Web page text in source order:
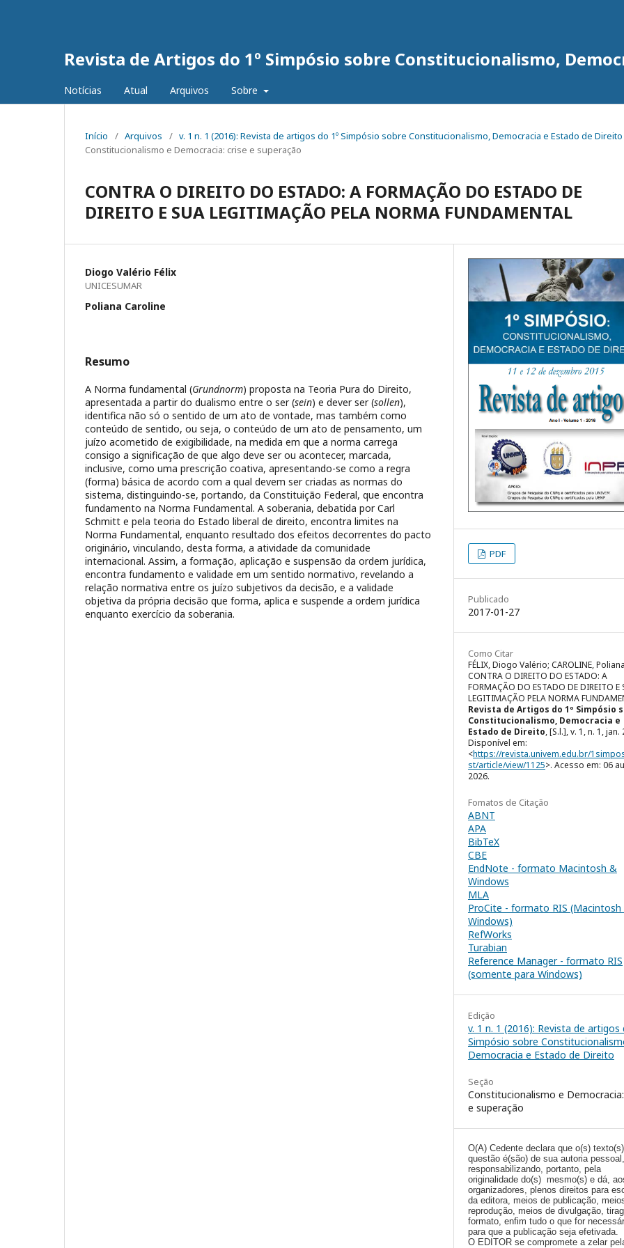
Revista de Artigos do 1º Simpósio sobre Constitucionalismo,
Notícias Atual Arquivos Sobre
Início / Arquivos / v. 1 n. 1 (2016): Revista de artigos do 1º Simpósio sobre Constitucionalismo, Democracia e Estado de Direito
Constitucionalismo e Democracia: crise e superação
CONTRA O DIREITO DO ESTADO: A FORMAÇÃO DO ESTADO DE
DIREITO E SUA LEGITIMAÇÃO PELA NORMA FUNDAMENTAL
Diogo Valério Félix
UNICESUMAR
Poliana Caroline
Resumo
A Norma fundamental (Grundnorm) proposta na Teoria Pura do Direito,
apresentada a partir do dualismo entre o ser (sein) e dever ser (sollen),
identifica não só o sentido de um ato de vontade, mas também como
conteúdo de sentido, ou seja, o conteúdo de um ato de pensamento, um
juízo acometido de exigibilidade, na medida em que a norma carrega
consigo a significação de que algo deve ser ou acontecer, marcada,
inclusive, como uma prescrição coativa, apresentando-se como a regra
(forma) básica de acordo com a qual devem ser criadas as normas do
sistema, distinguindo-se, portando, da Constituição Federal, que encontra
fundamento na Norma Fundamental. A soberania, debatida por Carl
Schmitt e pela teoria do Estado liberal de direito, encontra limites na
Norma Fundamental, enquanto resultado dos efeitos decorrentes do pacto
originário, vinculando, desta forma, a atividade da comunidade
internacional. Assim, a formação, aplicação e suspensão da ordem jurídica,
encontra fundamento e validade em um sentido normativo, revelando a
relação normativa entre os juízo subjetivos da decisão, e a validade
objetiva da própria decisão que forma, aplica e suspende a ordem jurídica
enquanto exercício da soberania.
PDF
Publicado
2017-01-27
Como Citar
FÉLIX, Diogo Valério; CAROLINE,
CONTRA O DIREITO DO ESTADO: A
FORMAÇÃO DO ESTADO DE DIREITO E
LEGITIMAÇÃO PELA NORMA
Revista de Artigos do 1º Simpósio
Constitucionalismo, Democracia e
Estado de Direito, [S.l.], v. 1, n. 1, jan.
Disponível em:
<https://revista.univem.edu.br/
st/article/view/1125>. Acesso em: 06
2026.
Fomatos de Citação
ABNT
APA
BibTeX
CBE
EndNote - formato Macintosh &
Windows
MLA
ProCite - formato RIS (Macintosh
Windows)
RefWorks
Turabian
Reference Manager - formato RIS
(somente para Windows)
Edição
v. 1 n. 1 (2016): Revista de artigos
Simpósio sobre
Democracia e Estado de Direito
Seção
Constitucionalismo e
e superação
O(A) Cedente declara que o(s)
questão é(são) de sua autoria
responsabilizando, portanto, pela
originalidade do(s) mesmo(s) e dá,
organizadores, plenos direitos para
da editora, meios de publicação,
reprodução, meios de divulgação,
formato, enfim tudo o que for
para que a publicação seja efetivada.
O EDITOR se compromete a zelar